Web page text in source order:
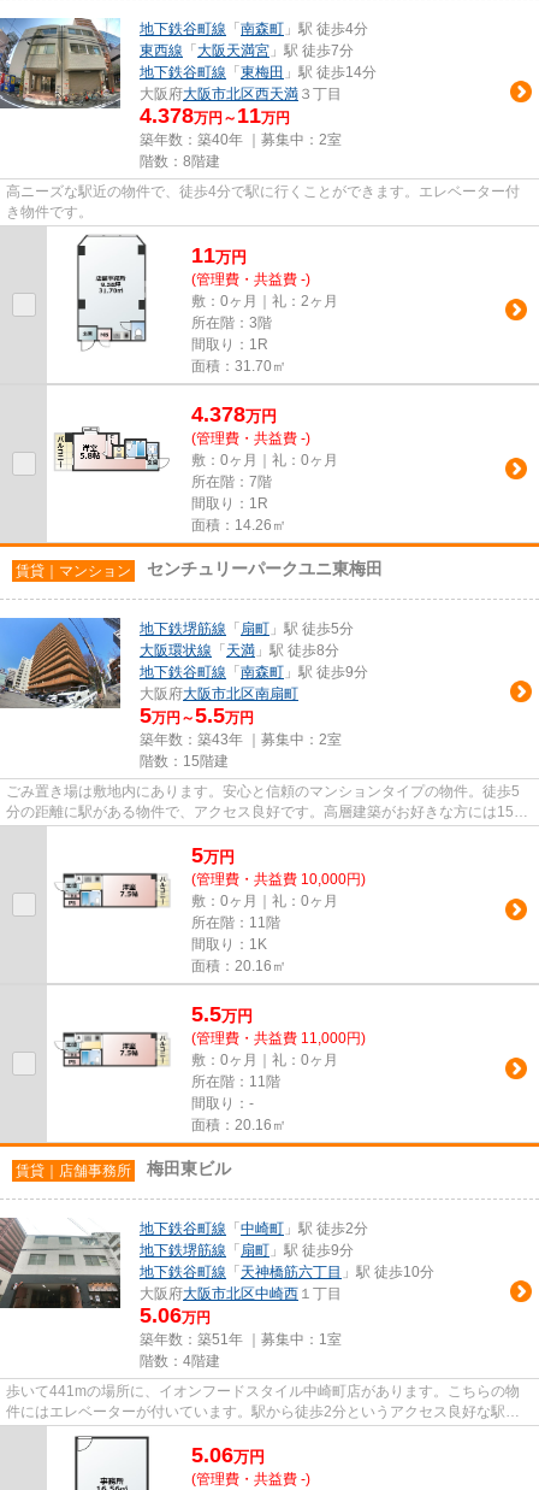
地下鉄谷町線 「 南森町 」駅 徒歩4分
東西線 「 大阪天満宮 」駅 徒歩7分
地下鉄谷町線 「 東梅田 」駅 徒歩14分
大阪府大阪市北区西天満 ３丁目
4.378万円～ 11万円
築年数：築40年 ｜募集中： 2室
階数：8階建
高ニーズな駅近の物件で、徒歩4分で駅に行くことができます。エレベーター付
き物件です。
11万円
(管理費・共益費 -)
敷：0ヶ月｜礼：2ヶ月
所在階：3階
間取り：1R
面積：31.70㎡
4.378万円
(管理費・共益費 -)
敷：0ヶ月｜礼：0ヶ月
所在階：7階
間取り：1R
面積：14.26㎡
賃貸｜マンション センチュリーパークユニ東梅田
地下鉄堺筋線 「 扇町 」駅 徒歩5分
大阪環状線 「 天満 」駅 徒歩8分
地下鉄谷町線 「 南森町 」駅 徒歩9分
大阪府大阪市北区南扇町
5万円～5.5万円
築年数：築43年 ｜募集中： 2室
階数：15階建
ごみ置き場は敷地内にあります。安心と信頼のマンションタイプの物件。徒歩5
分の距離に駅がある物件で、アクセス良好です。高層建築がお好きな方には15階
5万円
(管理費・共益費 10,000円)
敷：0ヶ月｜礼：0ヶ月
所在階：11階
間取り：1K
面積：20.16㎡
5.5万円
(管理費・共益費 11,000円)
敷：0ヶ月｜礼：0ヶ月
所在階：11階
間取り：-
面積：20.16㎡
賃貸｜店舗事務所 梅田東ビル
地下鉄谷町線 「 中崎町 」駅 徒歩2分
地下鉄堺筋線 「 扇町 」駅 徒歩9分
地下鉄谷町線 「 天神橋筋六丁目 」駅 徒歩10分
大阪府大阪市北区中崎西 １丁目
5.06万円
築年数：築51年 ｜募集中： 1室
階数：4階建
歩いて441mの場所に、イオンフードスタイル中崎町店があります。こちらの物
件にはエレベーターが付いています。駅から徒歩2分というアクセス良好な駅近
物件はいかがですか。
5.06万円
(管理費・共益費 -)